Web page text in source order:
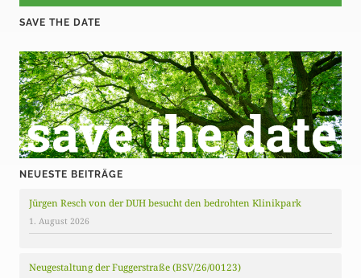
SAVE THE DATE
NEUESTE BEITRÄGE
Jürgen Resch von der DUH besucht den bedrohten Klinikpark
1. August 2026
Neugestaltung der Fuggerstraße (BSV/26/00123)